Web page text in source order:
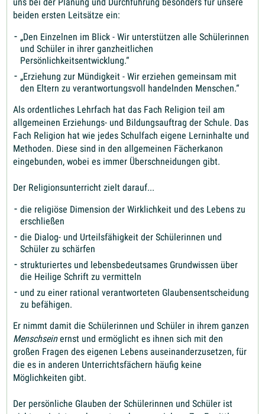
uns bei der Planung und Durchführung besonders für unsere
beiden ersten Leitsätze ein:
„Den Einzelnen im Blick - Wir unterstützen alle Schülerinnen
und Schüler in ihrer ganzheitlichen
Persönlichkeitsentwicklung.“
„Erziehung zur Mündigkeit - Wir erziehen gemeinsam mit
den Eltern zu verantwortungsvoll handelnden Menschen.“
Als ordentliches Lehrfach hat das Fach Religion teil am
allgemeinen Erziehungs- und Bildungsauftrag der Schule. Das
Fach Religion hat wie jedes Schulfach eigene Lerninhalte und
Methoden. Diese sind in den allgemeinen Fächerkanon
eingebunden, wobei es immer Überschneidungen gibt.
Der Religionsunterricht zielt darauf...
die religiöse Dimension der Wirklichkeit und des Lebens zu
erschließen
die Dialog- und Urteilsfähigkeit der Schülerinnen und
Schüler zu schärfen
strukturiertes und lebensbedeutsames Grundwissen über
die Heilige Schrift zu vermitteln
und zu einer rational verantworteten Glaubensentscheidung
zu befähigen.
Er nimmt damit die Schülerinnen und Schüler in ihrem ganzen
Menschseinernst und ermöglicht es ihnen sich mit den
großen Fragen des eigenen Lebens auseinanderzusetzen, für
die es in anderen Unterrichtsfächern häufig keine
Möglichkeiten gibt.
Der persönliche Glauben der Schülerinnen und Schüler ist